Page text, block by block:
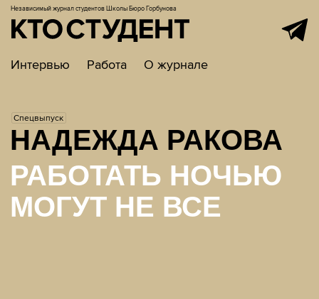
Независимый журнал студентов Школы Бюро Горбунова
Интервью Работа О журнале
Спецвыпуск
НАДЕЖДА РАКОВА
РАБОТАТЬ НОЧЬЮ
МОГУТ НЕ ВСЕ